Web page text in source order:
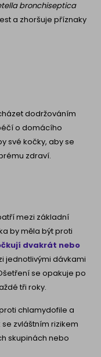
bronchiseptica
a zhoršuje příznaky
dodržováním
o domácího
své kočky, aby se
zdraví.
mezi základní
by měla být proti
dvakrát nebo
jednotlivými dávkami
se opakuje po
tři roky.
chlamydofile a
zvláštním rizikem
skupinách nebo